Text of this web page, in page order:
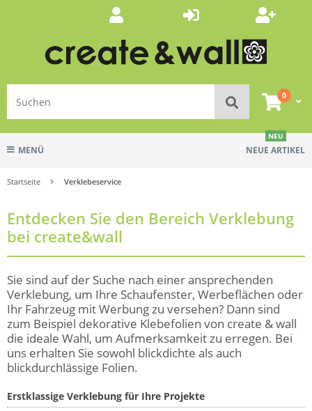
0
MENÜ NEUE ARTIKEL
NEU
Startseite Verklebeservice
Entdecken Sie den Bereich Verklebung
bei create&wall
Sie sind auf der Suche nach einer ansprechenden
Verklebung, um Ihre Schaufenster, Werbeflächen oder
Ihr Fahrzeug mit Werbung zu versehen? Dann sind
zum Beispiel dekorative Klebefolien von create & wall
die ideale Wahl, um Aufmerksamkeit zu erregen. Bei
uns erhalten Sie sowohl blickdichte als auch
blickdurchlässige Folien.
Erstklassige Verklebung für Ihre Projekte